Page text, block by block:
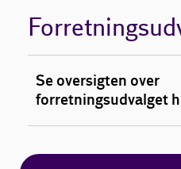
Se oversigten over
forretningsudvalget